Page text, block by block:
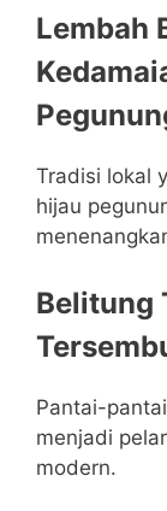
Lembah
Tradisi lokal
hijau
Belitung
Pantai-
menjadi
modern.